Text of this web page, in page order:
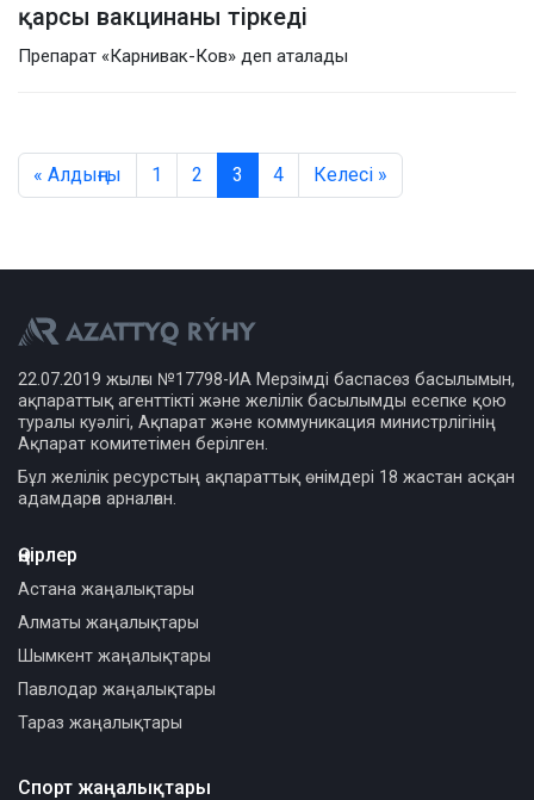
қарсы вакцинаны тіркеді
Препарат «Карнивак-Ков» деп аталады
« Алдыңғы 1 2 3 4 Келесі »
22.07.2019 жылғы №17798-ИА Мерзімді баспасөз басылымын,
ақпараттық агенттікті және желілік басылымды есепке қою
туралы куәлігі, Ақпарат және коммуникация министрлігінің
Ақпарат комитетімен берілген.
Бұл желілік ресурстың ақпараттық өнімдері 18 жастан асқан
адамдарға арналған.
Өңірлер
Астана жаңалықтары
Алматы жаңалықтары
Шымкент жаңалықтары
Павлодар жаңалықтары
Тараз жаңалықтары
Спорт жаңалықтары